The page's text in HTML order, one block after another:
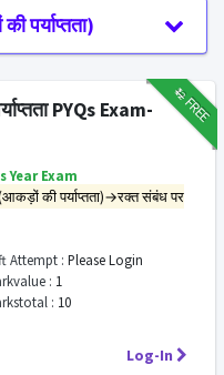
पर्याप्तता)
₹12FREE
PYQs Exam-
Year Exam
की पर्याप्तता)→रक्त संबंध पर
Attempt : Please Login
: 1
: 10
Log-In